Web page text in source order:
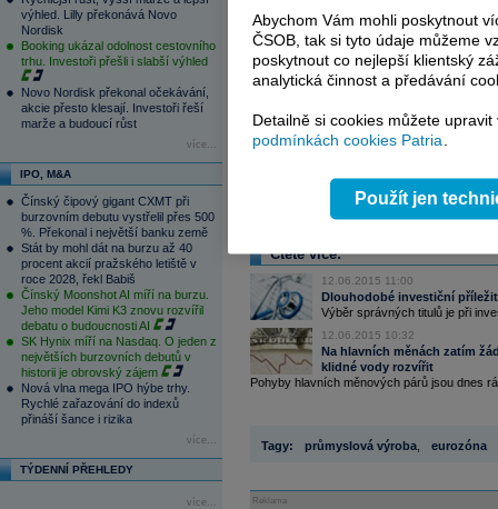
výhled. Lilly překonává Novo
Nordisk
Booking ukázal odolnost cestovního
trhu. Investoři přešli i slabší výhled
Novo Nordisk překonal očekávání,
akcie přesto klesají. Investoři řeší
marže a budoucí růst
více...
IPO, M&A
Čínský čipový gigant CXMT při
burzovním debutu vystřelil přes 500
%. Překonal i největší banku země
Stát by mohl dát na burzu až 40
procent akcií pražského letiště v
roce 2028, řekl Babiš
Čínský Moonshot AI míří na burzu.
Jeho model Kimi K3 znovu rozvířil
debatu o budoucnosti AI
SK Hynix míří na Nasdaq. O jeden z
největších burzovních debutů v
historii je obrovský zájem
Nová vlna mega IPO hýbe trhy.
Rychlé zařazování do indexů
přináší šance i rizika
více...
TÝDENNÍ PŘEHLEDY
více...
Čtěte více:
12.06.2015 11:00
Dlouhodobé investiční
Výběr správných titulů je při
12.06.2015 10:32
Na hlavních měnách zatím
klidné vody rozvířit
Pohyby hlavních měnových párů jsou dnes
Tagy: průmyslová výroba eurozóna
Reklama
Abychom Vám mohli poskytnout
ČSOB, tak si tyto údaje můžeme
poskytnout co nejlepší klientský
analytická činnost a předávání
Detailně si cookies můžete
podmínkách cookies Patria
Použít jen